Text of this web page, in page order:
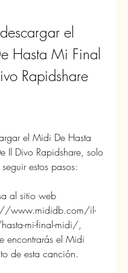
el
Hasta Mi Final
Rapidshare
el Midi De Hasta
Il Divo Rapidshare, solo
estos pasos:
al sitio web
www.mididb.com/il-
mi-final-midi/,
encontrarás el Midi
de esta canción.